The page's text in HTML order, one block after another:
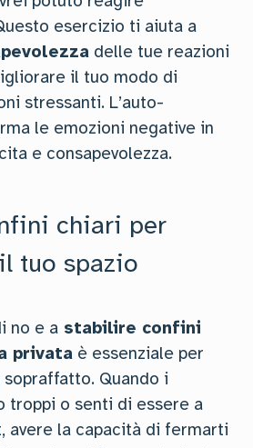
esercizio ti aiuta a
delle tue reazioni
il tuo modo di
stressanti. L’auto-
le emozioni negative in
e consapevolezza.
chiari per
tuo spazio
no e a stabilire confini
privata è essenziale per
Quando i
troppi o senti di essere a
avere la capacità di fermarti